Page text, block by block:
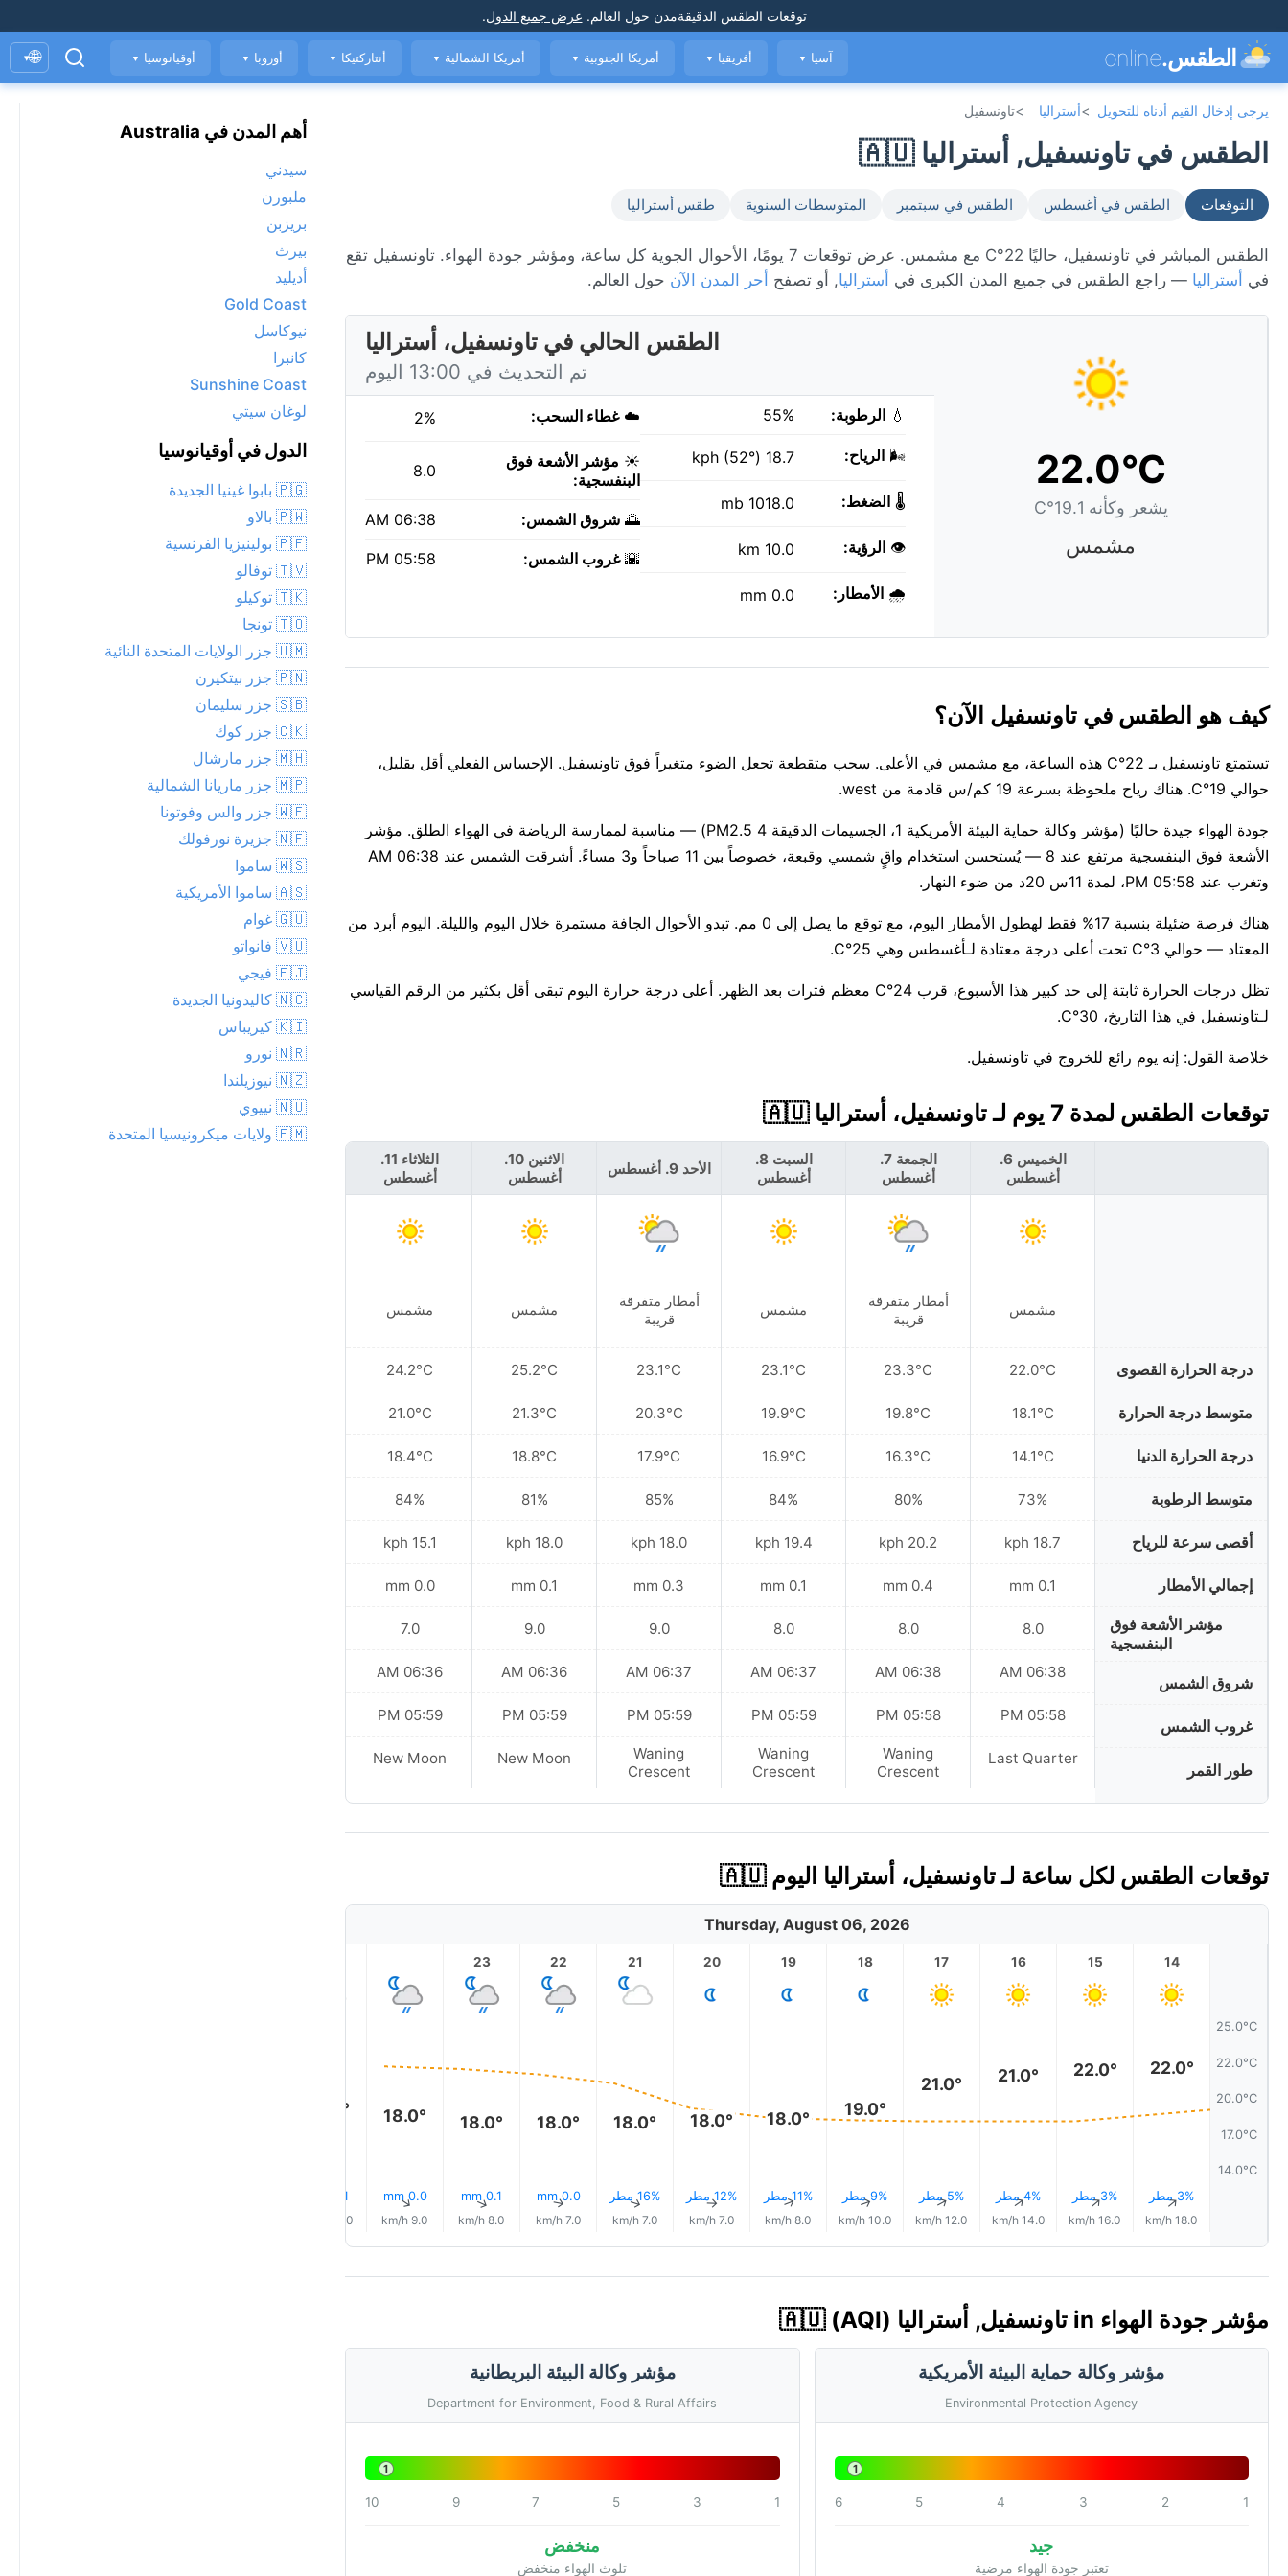
توقعات الطقس الدقيقةمدن حول العالم. عرض جميع الدول.
الطقس.online آسيا ▼ أفريقيا ▼ أمريكا الجنوبية ▼ أمريكا الشمالية ▼ أنتاركتيكا ▼ أوروبا ▼ أوقيانوسيا ▼
🌐
▾
يرجى إدخال القيم أدناه للتحويل >أستراليا >تاونسفيل
الطقس في تاونسفيل, أستراليا 🇦🇺
التوقعات الطقس في أغسطس الطقس في سبتمبر المتوسطات السنوية طقس أستراليا
الطقس المباشر في تاونسفيل، حاليًا 22°C مع مشمس. عرض توقعات 7 يومًا، الأحوال الجوية كل ساعة، ومؤشر جودة الهواء. تاونسفيل تقع
في أستراليا — راجع الطقس في جميع المدن الكبرى في أستراليا, أو تصفح أحر المدن الآن حول العالم.
22.0°C
يشعر وكأنه 19.1°C
مشمس
الطقس الحالي في تاونسفيل، أستراليا
تم التحديث في 13:00 اليوم
💧 الرطوبة: 55%
🌬️ الرياح: 18.7 kph (52°)
🌡️ الضغط: 1018.0 mb
👁️ الرؤية: 10.0 km
🌧️ الأمطار: 0.0 mm
☁️غطاء السحب: 2%
☀️ مؤشر الأشعة فوق
البنفسجية:
8.0
🌅 شروق الشمس: 06:38 AM
🌇غروب الشمس: 05:58 PM
كيف هو الطقس في تاونسفيل الآن؟
تستمتع تاونسفيل بـ 22°C هذه الساعة، مع مشمس في الأعلى. سحب متقطعة تجعل الضوء متغيراً فوق تاونسفيل. الإحساس الفعلي أقل بقليل،
حوالي 19°C. هناك رياح ملحوظة بسرعة 19 كم/س قادمة من west.
جودة الهواء جيدة حاليًا (مؤشر وكالة حماية البيئة الأمريكية 1، الجسيمات الدقيقة PM2.5 4) — مناسبة لممارسة الرياضة في الهواء الطلق. مؤشر
الأشعة فوق البنفسجية مرتفع عند 8 — يُستحسن استخدام واقٍ شمسي وقبعة، خصوصاً بين 11 صباحاً و3 مساءً. أشرقت الشمس عند 06:38 AM
وتغرب عند 05:58 PM، لمدة 11س 20د من ضوء النهار.
هناك فرصة ضئيلة بنسبة 17% فقط لهطول الأمطار اليوم، مع توقع ما يصل إلى 0 مم. تبدو الأحوال الجافة مستمرة خلال اليوم والليلة. اليوم أبرد من
المعتاد — حوالي 3°C تحت أعلى درجة معتادة لـأغسطس وهي 25°C.
تظل درجات الحرارة ثابتة إلى حد كبير هذا الأسبوع، قرب 24°C معظم فترات بعد الظهر. أعلى درجة حرارة اليوم تبقى أقل بكثير من الرقم القياسي
لـتاونسفيل في هذا التاريخ، 30°C.
خلاصة القول: إنه يوم رائع للخروج في تاونسفيل.
توقعات الطقس لمدة 7 يوم لـ تاونسفيل، أستراليا 🇦🇺
درجة الحرارة القصوى
متوسط درجة الحرارة
درجة الحرارة الدنيا
متوسط الرطوبة
أقصى سرعة للرياح
إجمالي الأمطار
مؤشر الأشعة فوق
البنفسجية
شروق الشمس
غروب الشمس
طور القمر
الخميس 6.
أغسطس
مشمس
22.0°C
18.1°C
14.1°C
73%
18.7 kph
0.1 mm
8.0
06:38 AM
05:58 PM
Last Quarter
الجمعة 7.
أغسطس
أمطار متفرقة
قريبة
23.3°C
19.8°C
16.3°C
80%
20.2 kph
0.4 mm
8.0
06:38 AM
05:58 PM
Waning
Crescent
السبت 8.
أغسطس
مشمس
23.1°C
19.9°C
16.9°C
84%
19.4 kph
0.1 mm
8.0
06:37 AM
05:59 PM
Waning
Crescent
الأحد 9. أغسطس
أمطار متفرقة
قريبة
23.1°C
20.3°C
17.9°C
85%
18.0 kph
0.3 mm
9.0
06:37 AM
05:59 PM
Waning
Crescent
الاثنين 10.
أغسطس
مشمس
25.2°C
21.3°C
18.8°C
81%
18.0 kph
0.1 mm
9.0
06:36 AM
05:59 PM
New Moon
الثلاثاء 11.
أغسطس
مشمس
24.2°C
21.0°C
18.4°C
84%
15.1 kph
0.0 mm
7.0
06:36 AM
05:59 PM
New Moon
توقعات الطقس لكل ساعة لـ تاونسفيل، أستراليا اليوم 🇦🇺
Thursday, August 06, 2026
25.0°C
22.0°C
20.0°C
17.0°C
14.0°C
14
22.0°
3% مطر↑
18.0 km/h
15
22.0°
3% مطر↑
16.0 km/h
16
21.0°
4% مطر↑
14.0 km/h
17
21.0°
5% مطر↑
12.0 km/h
18
19.0°
9% مطر↑
10.0 km/h
19
18.0°
11% مطر↑
8.0 km/h
20
18.0°
12% مطر
↑
7.0 km/h
21
18.0°
16% مطر↑
7.0 km/h
22
18.0°
0.0 mm
↑
7.0 km/h
23
18.0°
0.1 mm
↑
8.0 km/h
18.0°
0.0 mm
↑
9.0 km/h
19.0°
0.1 mm
11.0 km/h
مؤشر جودة الهواء in تاونسفيل, أستراليا 🇦🇺 (AQI)
مؤشر وكالة حماية البيئة الأمريكية
Environmental Protection Agency
1
1
2
3
4
5
6
جيد
تعتبر جودة الهواء مرضية
مؤشر وكالة البيئة البريطانية
Department for Environment, Food & Rural Affairs
1
1
3
5
7
9
10
منخفض
تلوث الهواء منخفض
أهم المدن في Australia
سيدني
ملبورن
بريزبن
بيرث
أديليد
Gold Coast
نيوكاسل
كانبرا
Sunshine Coast
لوغان سيتي
الدول في أوقيانوسيا
🇵🇬 بابوا غينيا الجديدة
🇵🇼 بالاو
🇵🇫 بولينيزيا الفرنسية
🇹🇻 توفالو
🇹🇰 توكيلو
🇹🇴 تونجا
🇺🇲 جزر الولايات المتحدة النائية
🇵🇳 جزر بيتكيرن
🇸🇧 جزر سليمان
🇨🇰 جزر كوك
🇲🇭 جزر مارشال
🇲🇵 جزر ماريانا الشمالية
🇼🇫 جزر والس وفوتونا
🇳🇫 جزيرة نورفولك
🇼🇸 ساموا
🇦🇸 ساموا الأمريكية
🇬🇺 غوام
🇻🇺 فانواتو
🇫🇯 فيجي
🇳🇨 كاليدونيا الجديدة
🇰🇮 كيريباس
🇳🇷 نورو
🇳🇿 نيوزيلندا
🇳🇺 نييوي
🇫🇲 ولايات ميكرونيسيا المتحدة